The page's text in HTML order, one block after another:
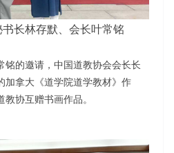
长林存默、会长叶常铭
铭的邀请，中国道教协会会长长
加拿大《道学院道学教材》作
协互赠书画作品。